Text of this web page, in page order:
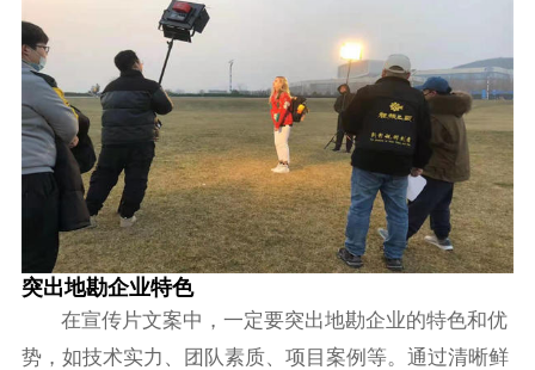
突出地勘企业特色
在宣传片文案中，一定要突出地勘企业的特色和优
势，如技术实力、团队素质、项目案例等。通过清晰鲜